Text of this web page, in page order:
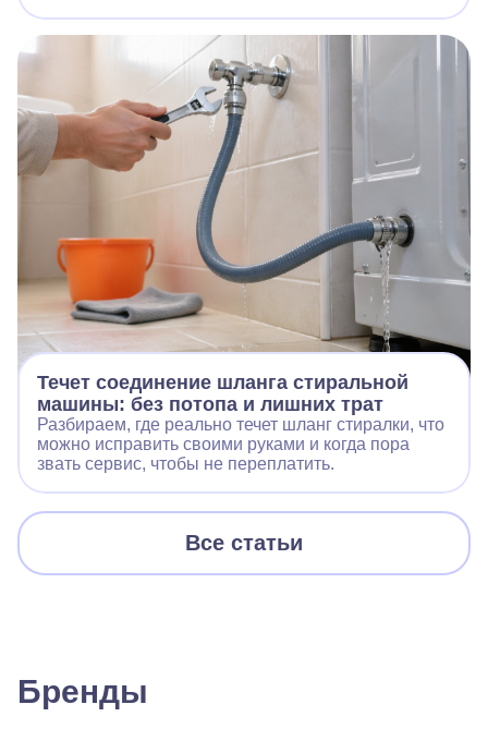
Течет соединение шланга стиральной
машины: без потопа и лишних трат
Разбираем, где реально течет шланг стиралки, что
можно исправить своими руками и когда пора
звать сервис, чтобы не переплатить.
Все статьи
Бренды